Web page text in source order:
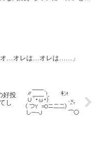
…オレは…オレは……」
好投
し